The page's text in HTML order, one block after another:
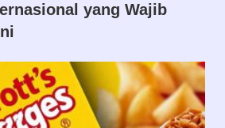
yang Wajib